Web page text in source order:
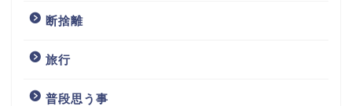
断捨離
旅行
普段思う事